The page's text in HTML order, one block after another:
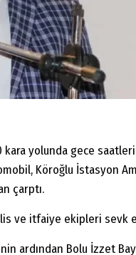
yolunda gece
Köroğlu İstasyon
çarptı.
ve itfaiye ekipleri sevk
ardından Bolu İzzet